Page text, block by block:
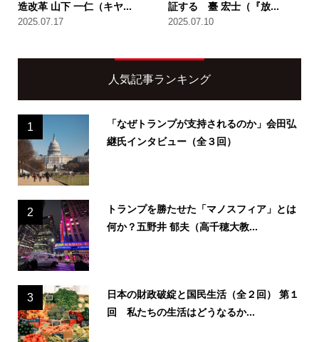
造改革 山下 一仁（キヤ...
2025.07.17
証する 臺 宏士（『放...
2025.07.10
人気記事ランキング
1
「なぜトランプが支持されるのか」会田弘
継氏インタビュー（全３回）
2
トランプを勝たせた「マノスフィア」とは
何か？五野井 郁夫（高千穂大教...
3
日本の財政破綻と国民生活（全２回） 第１
回 私たちの生活はどうなるか...